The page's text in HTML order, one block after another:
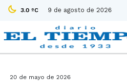
3.0 ºC 9 de agosto de 2026
20 de mayo de 2026